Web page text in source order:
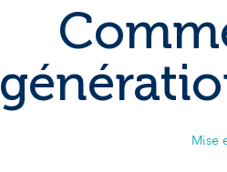
Guide
Mise